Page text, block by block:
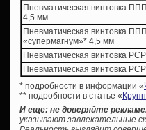
Пневматическая винтовка
4,5 мм
Пневматическая винтовка ППП
«супермагнум»* 4,5 мм
Пневматическая винтовка
Пневматическая винтовка
* подробности в информации «
** подробности в статье «
И еще: не доверяйте
указывают завлекательные